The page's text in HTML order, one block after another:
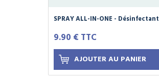
SPRAY ALL-IN-ONE - Désinfectant
rinçage
9.90 € TTC
AJOUTER AU PANIER